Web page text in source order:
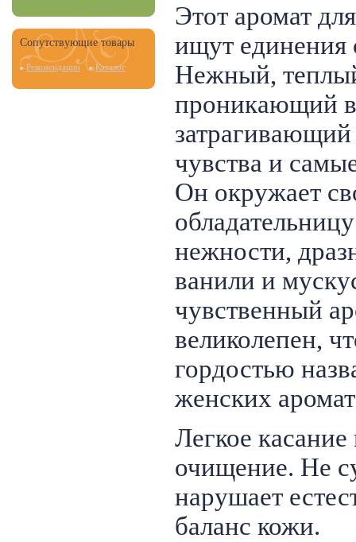
Сопутствующие товары
Рекомендации Каталог
Этот аромат
ищут единения
Нежный,
проникающий
чувства и
Он окружает
нежности,
ванили и
чувственный
великолепен,
гордостью
женских
Легкое
очищение. Не
нарушает
баланс кожи.